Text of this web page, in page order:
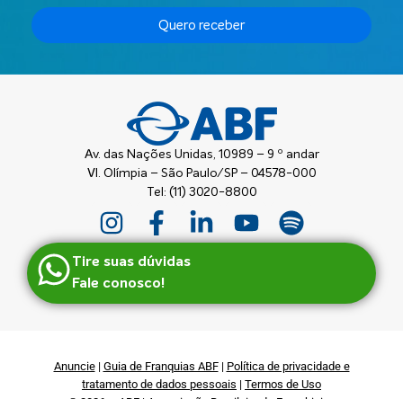
Quero receber
Av. das Nações Unidas, 10989 – 9 º andar
Vl. Olímpia – São Paulo/SP – 04578-000
Tel: (11) 3020-8800
Tire suas dúvidas
Fale conosco!
Anuncie| Guia de Franquias ABF| Política de privacidade e
tratamento de dados pessoais | Termos de Uso